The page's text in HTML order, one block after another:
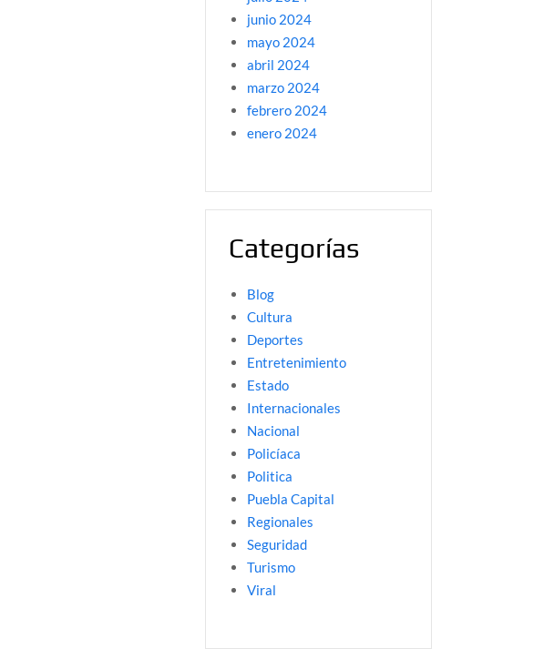
junio 2024
mayo 2024
abril 2024
marzo 2024
febrero 2024
enero 2024
Categorías
Blog
Cultura
Deportes
Entretenimiento
Estado
Internacionales
Nacional
Policíaca
Politica
Puebla Capital
Regionales
Seguridad
Turismo
Viral